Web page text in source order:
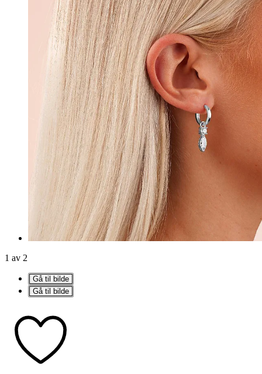
1 av 2
Gå til bilde
Gå til bilde